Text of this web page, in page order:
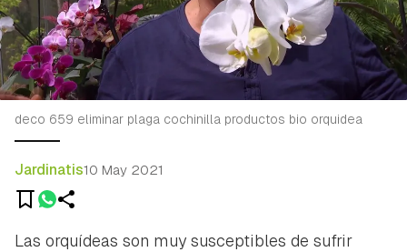
deco 659 eliminar plaga cochinilla productos bio orquidea
Jardinatis10 May 2021
Las orquídeas son muy susceptibles de sufrir